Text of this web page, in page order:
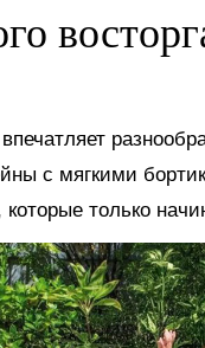
с мягкими
только